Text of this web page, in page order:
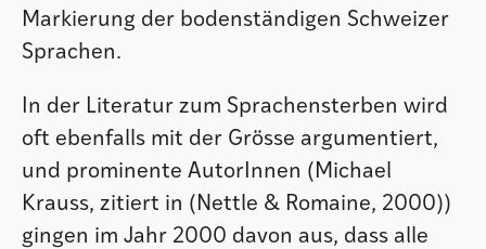
Markierung der bodenständigen Schweizer
Sprachen.
In der Literatur zum Sprachensterben wird
oft ebenfalls mit der Grösse argumentiert,
und prominente AutorInnen (Michael
Krauss, zitiert in (Nettle & Romaine, 2000))
gingen im Jahr 2000 davon aus, dass alle